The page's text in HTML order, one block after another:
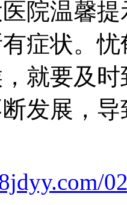
温馨提
症状。
就要及
发展，